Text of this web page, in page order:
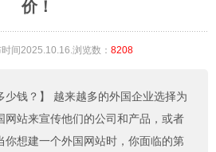
价！
间2025.10.16.浏览数： 8208
钱？】
越来越多的外国企业选择为
网站来宣传他们的公司和产品，或者
你想建一个外国网站时，你面临的第